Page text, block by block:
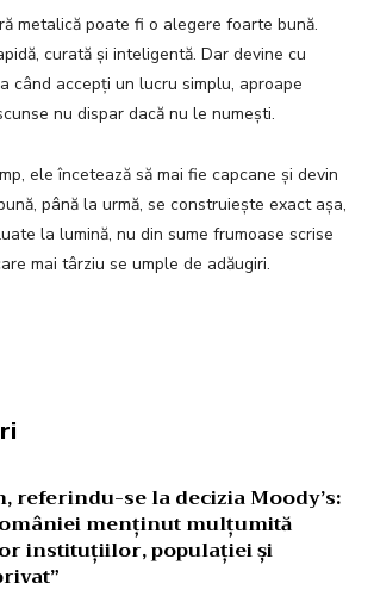
metalică poate fi o alegere foarte bună.
curată și inteligentă. Dar devine cu
când accepți un lucru simplu, aproape
nu dispar dacă nu le numești.
ele încetează să mai fie capcane și devin
până la urmă, se construiește exact așa,
la lumină, nu din sume frumoase scrise
mai târziu se umple de adăugiri.
referindu-se la decizia Moody’s:
menținut mulțumită
instituțiilor, populației și